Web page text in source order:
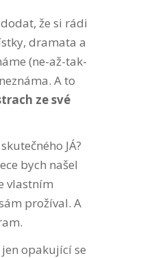
že si rádi
dramata a
(ne-až-tak-
A to
ze své
JÁ?
bych našel
vlastním
prožíval. A
opakující se